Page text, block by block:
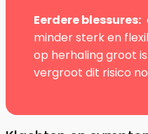
Eerdere blessures:
minder sterk en
op herhaling groot
vergroot dit risico